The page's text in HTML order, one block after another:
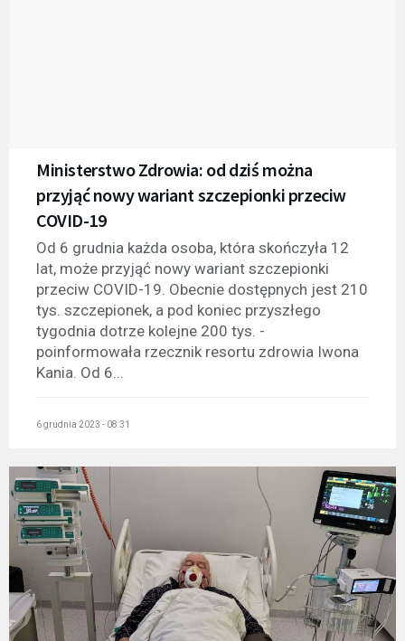
Ministerstwo Zdrowia: od dziś można
przyjąć nowy wariant szczepionki przeciw
COVID-19
Od 6 grudnia każda osoba, która skończyła 12
lat, może przyjąć nowy wariant szczepionki
przeciw COVID-19. Obecnie dostępnych jest 210
tys. szczepionek, a pod koniec przyszłego
tygodnia dotrze kolejne 200 tys. -
poinformowała rzecznik resortu zdrowia Iwona
Kania. Od 6...
6 grudnia 2023 - 08:31